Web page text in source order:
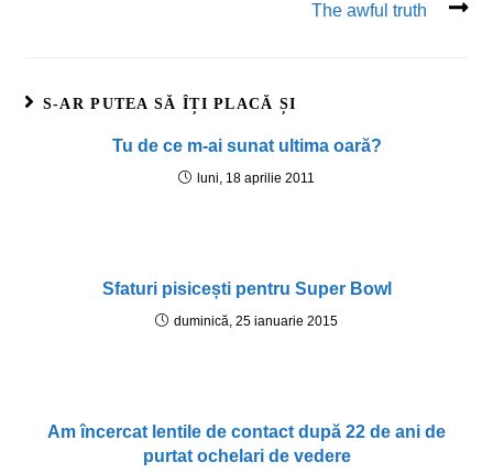
The awful truth
S-AR PUTEA SĂ ÎȚI PLACĂ ȘI
Tu de ce m-ai sunat ultima oară?
luni, 18 aprilie 2011
Sfaturi pisicești pentru Super Bowl
duminică, 25 ianuarie 2015
Am încercat lentile de contact după 22 de ani de
purtat ochelari de vedere